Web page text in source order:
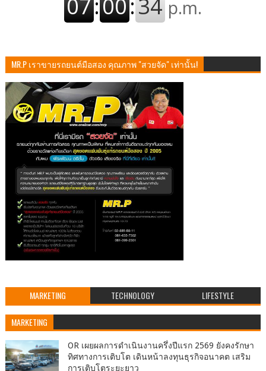
MR.P เราขายรถยนต์มือสอง คุณภาพ "สวยจัด" เท่านั้น!
MARKETING TECHNOLOGY LIFESTYLE
MARKETING
OR เผยผลการดำเนินงานครึ่งปีแรก 2569 ยังคงรักษา
ทิศทางการเติบโต เดินหน้าลงทุนธุรกิจอนาคต เสริม
การเติบโตระยะยาว